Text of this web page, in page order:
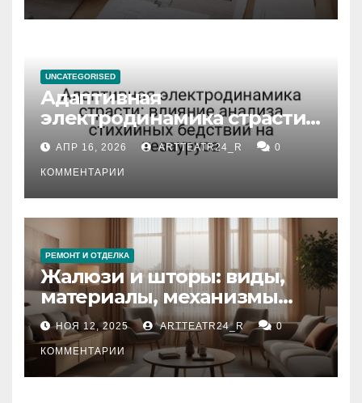
UNCATEGORISED
Адаптивная
электродинамика страсти:
влияние анализа
стихийных бедствий на
тезауруса
АПР 16, 2026 ARTTEATR24_R 0
КОММЕНТАРИИ
РЕМОНТ И ОТДЕЛКА
Жалюзи и шторы: виды,
материалы, механизмы
управления и уход
НОЯ 12, 2025 ARTTEATR24_R 0
КОММЕНТАРИИ